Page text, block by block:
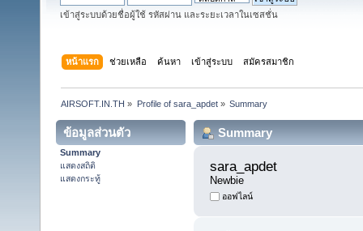
เข้าสู่ระบบด้วยชื่อผู้ใช้ รหัสผ่าน และระยะเวลาในเซสชั่น
หน้าแรก ช่วยเหลือ ค้นหา เข้าสู่ระบบ สมัครสมาชิก
AIRSOFT.IN.TH » Profile of sara_apdet» Summary
ข้อมูลส่วนตัว
Summary
แสดงสถิติ
แสดงกระทู้
Summary
sara_apdet
Newbie
ออฟไลน์